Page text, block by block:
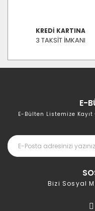
KREDİ KARTINA
3 TAKSİT İMKANI
E-
E-Bülten Listemize
Bizi Sosyal